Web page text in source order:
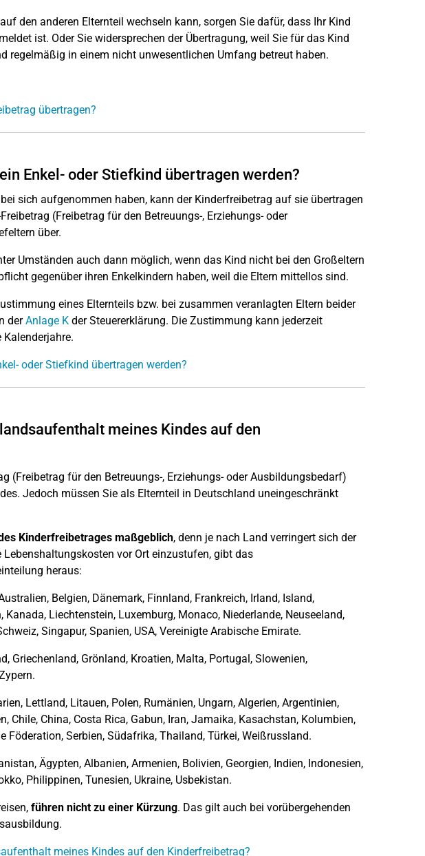
den anderen Elternteil wechseln kann, sorgen Sie dafür, dass Ihr Kind
ist. Oder Sie widersprechen der Übertragung, weil Sie für das Kind
regelmäßig in einem nicht unwesentlichen Umfang betreut haben.
übertragen?
Enkel- oder Stiefkind übertragen werden?
sich aufgenommen haben, kann der Kinderfreibetrag auf sie übertragen
(Freibetrag für den Betreuungs-, Erziehungs- oder
über.
Umständen auch dann möglich, wenn das Kind nicht bei den Großeltern
gegenüber ihren Enkelkindern haben, weil die Eltern mittellos sind.
eines Elternteils bzw. bei zusammen veranlagten Eltern beider
derAnlage Kder Steuererklärung. Die Zustimmung kann jederzeit
oder Stiefkind übertragen werden?
meines Kindes auf den
(Freibetrag für den Betreuungs-, Erziehungs- oder Ausbildungsbedarf)
Jedoch müssen Sie als Elternteil in Deutschland uneingeschränkt
Kinderfreibetrages maßgeblich, denn je nach Land verringert sich der
vor Ort einzustufen, gibt das
heraus:
Belgien, Dänemark, Finnland, Frankreich, Irland, Island,
Liechtenstein, Luxemburg, Monaco, Niederlande, Neuseeland,
Singapur, Spanien, USA, Vereinigte Arabische Emirate.
Griechenland, Grönland, Kroatien, Malta, Portugal, Slowenien,
Lettland, Litauen, Polen, Rumänien, Ungarn, Algerien, Argentinien,
Chile, China, Costa Rica, Gabun, Iran, Jamaika, Kasachstan, Kolumbien,
Föderation, Serbien, Südafrika, Thailand, Türkei, Weißrussland.
Ägypten, Albanien, Armenien, Bolivien, Georgien, Indien, Indonesien,
Philippinen, Tunesien, Ukraine, Usbekistan.
führen nicht zu einer Kürzung. Das gilt auch bei vorübergehenden
meines Kindes auf den Kinderfreibetrag?